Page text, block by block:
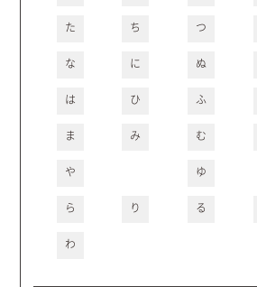
た ち つ
な に ぬ
は ひ ふ
ま み む
や ゆ
ら り る
わ